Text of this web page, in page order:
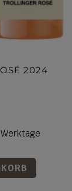
2024